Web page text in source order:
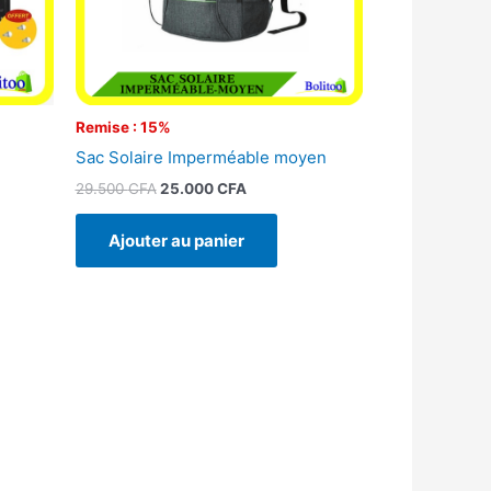
Remise : 15%
Sac Solaire Imperméable moyen
29.500CFA 25.000CFA
Ajouter au panier